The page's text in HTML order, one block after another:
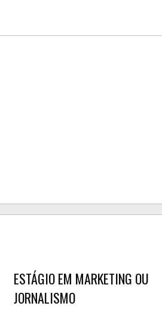
ESTÁGIO EM MARKETING OU
JORNALISMO